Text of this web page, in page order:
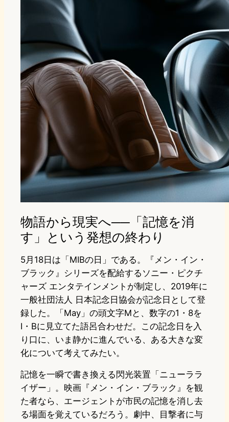
物語から現実へ──「記憶を消
す」という発想の終わり
5月18日は「MIBの日」である。『メン・イン・
ブラック』シリーズを配給するソニー・ピクチ
ャーズ エンタテインメントが制定し、2019年に
一般社団法人 日本記念日協会が記念日として登
録した。「May」の頭文字Mと、数字の1・8を
I・Bに見立てた語呂合わせだ。この記念日を入
り口に、いま静かに進んでいる、ある大きな変
化について考えてみたい。
記憶を一瞬で書き換える閃光装置「ニューララ
イザー」。映画『メン・イン・ブラック』を観
た者なら、エージェントが市民の記憶を消し去
る場面を覚えているだろう。劇中、目撃者に与